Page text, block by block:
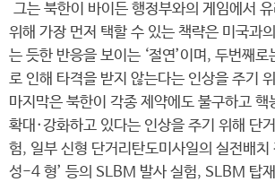
그는 북한이 바이든 행정부와의 게임에서 유
위해 가장 먼저 택할 수 있는 책략은 미국과
는 듯한 반응을 보이는 ‘절연’이며, 두번째로
로 인해 타격을 받지 않는다는 인상을 주기
마지막은 북한이 각종 제약에도 불구하고 핵
확대·강화하고 있다는 인상을 주기 위해 단
험, 일부 신형 단거리탄도미사일의 실전배치
성-4 형’ 등의 SLBM 발사 실험, SLBM 탑